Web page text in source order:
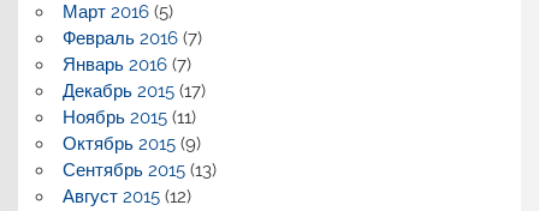
Март 2016(5)
Февраль 2016(7)
Январь 2016(7)
Декабрь 2015(17)
Ноябрь 2015(11)
Октябрь 2015(9)
Сентябрь 2015(13)
Август 2015(12)